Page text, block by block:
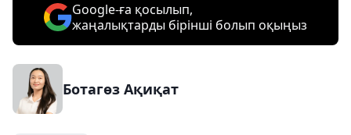
Google-ға қосылып,
жаңалықтарды бірінші болып оқыңыз
Ботагөз Ақиқат